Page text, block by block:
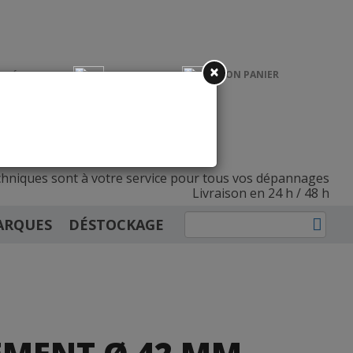
DÉSTOCKAGE
sont à votre servicepour tous vos dépannages
Livraison en 24 h / 48 h
CRÉER UN CONNEXION MON PANIER
×